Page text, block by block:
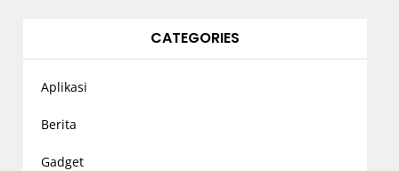
CATEGORIES
Aplikasi
Berita
Gadget